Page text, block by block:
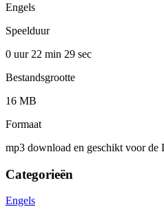
Engels
Speelduur
0 uur 22 min 29 sec
Bestandsgrootte
16 MB
Formaat
mp3 download en geschikt voor de
Categorieën
Engels